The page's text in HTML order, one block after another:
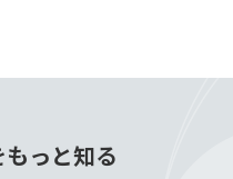
っと知る